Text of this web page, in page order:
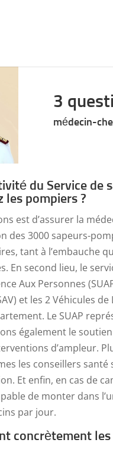
3
médecin-
du Service de
les pompiers ?
est d’assurer la
des 3000 sapeurs-
tant à l’embauche
En second lieu, le
Aux Personnes
et les 2 Véhicules
Le SUAP
également le
d’ampleur.
les conseillers
Et enfin, en cas de
de monter dans
par jour.
concrètement les